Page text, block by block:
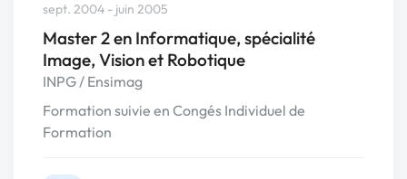
sept. 2004 - juin 2005
Master 2 en Informatique, spécialité
Image, Vision et Robotique
INPG / Ensimag
Formation suivie en Congés Individuel de
Formation